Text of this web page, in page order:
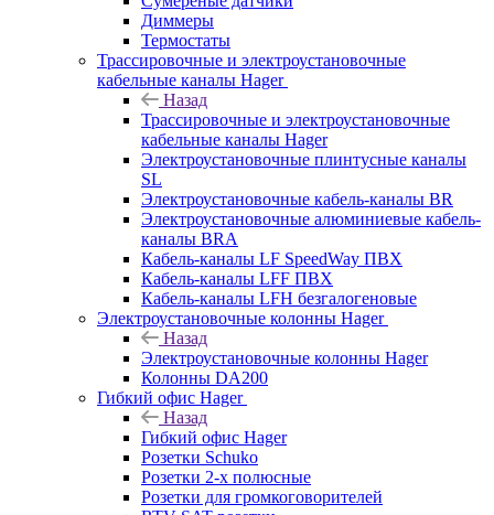
Диммеры
Термостаты
Трассировочные и электроустановочные
кабельные каналы Hager
Назад
Трассировочные и электроустановочные
кабельные каналы Hager
Электроустановочные плинтусные каналы
SL
Электроустановочные кабель-каналы BR
Электроустановочные алюминиевые кабель-
каналы BRA
Кабель-каналы LF SpeedWay ПВХ
Кабель-каналы LFF ПВХ
Кабель-каналы LFH безгалогеновые
Электроустановочные колонны Hager
Назад
Электроустановочные колонны Hager
Колонны DA200
Гибкий офис Hager
Назад
Гибкий офис Hager
Розетки Schuko
Розетки 2-х полюсные
Розетки для громкоговорителей